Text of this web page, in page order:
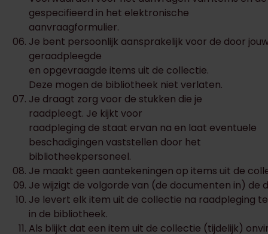
gespecifieerd in het elektronische
aanvraagformulier.
Je bent persoonlijk aansprakelijk voor de door
geraadpleegde
en opgevraagde items uit de collectie.
Deze mogen de bibliotheek niet verlaten.
Je draagt zorg voor de stukken die je
raadpleegt. Je kijkt voor
raadpleging de staat ervan na en laat eventuele
beschadigingen vaststellen door het
bibliotheekpersoneel.
Je maakt geen aantekeningen op items uit de
Je wijzigt de volgorde van (de documenten in)
Je levert elk item uit de collectie na raadpleging
in de bibliotheek.
Als blijkt dat een item uit de collectie (tijdelijk)